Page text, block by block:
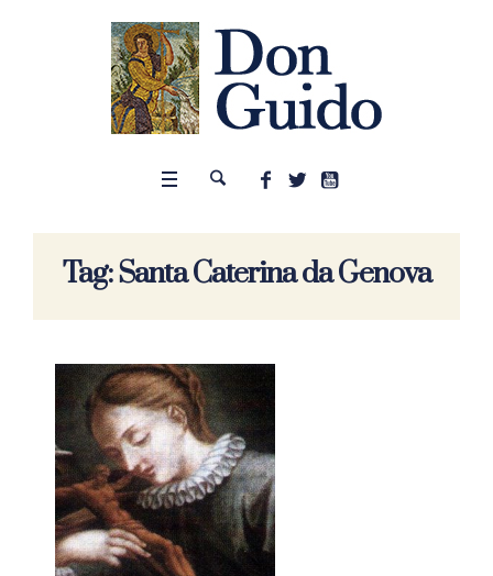
Tag:Santa Caterina da Genova